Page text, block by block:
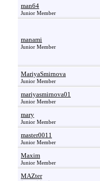
man64
Junior Member
manami
Junior Member
MariyaSmirnova
Junior Member
mariyasmirnova01
Junior Member
mary
Junior Member
master0011
Junior Member
Maxim
Junior Member
MAZter